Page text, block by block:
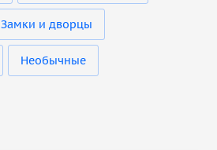
Замки и дворцы
Необычные